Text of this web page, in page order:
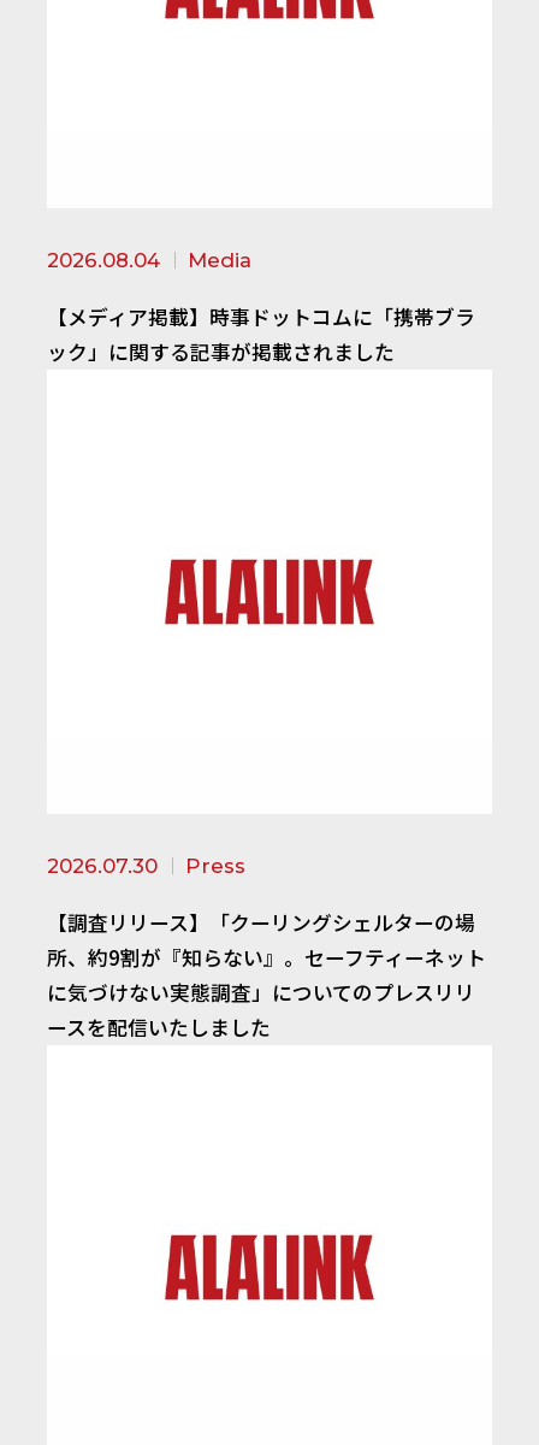
2026.08.04 Media
【メディア掲載】時事ドットコムに「携帯ブラ
ック」に関する記事が掲載されました
2026.07.30 Press
【調査リリース】「クーリングシェルターの場
所、約9割が『知らない』。セーフティーネット
に気づけない実態調査」についてのプレスリリ
ースを配信いたしました